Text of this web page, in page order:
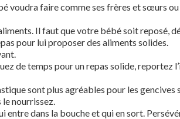
voudra faire comme ses frères et sœurs ou
Il faut que votre bébé soit reposé,
pour lui proposer des aliments solides.
de temps pour un repas solide, reportez
sont plus agréables pour les
le nourrissez.
entre dans la bouche et qui en sort.